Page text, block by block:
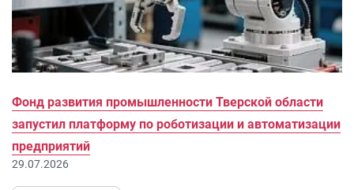
Фонд развития промышленности Тверской области
запустил платформу по роботизации и автоматизации
предприятий
29.07.2026